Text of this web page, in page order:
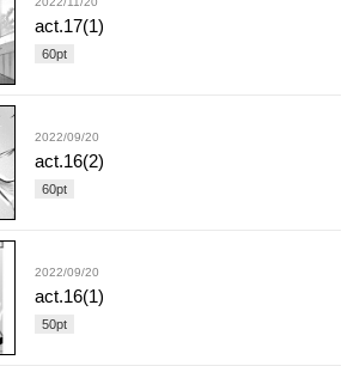
act.17(1)
60pt
2022/09/20
act.16(2)
60pt
2022/09/20
act.16(1)
50pt